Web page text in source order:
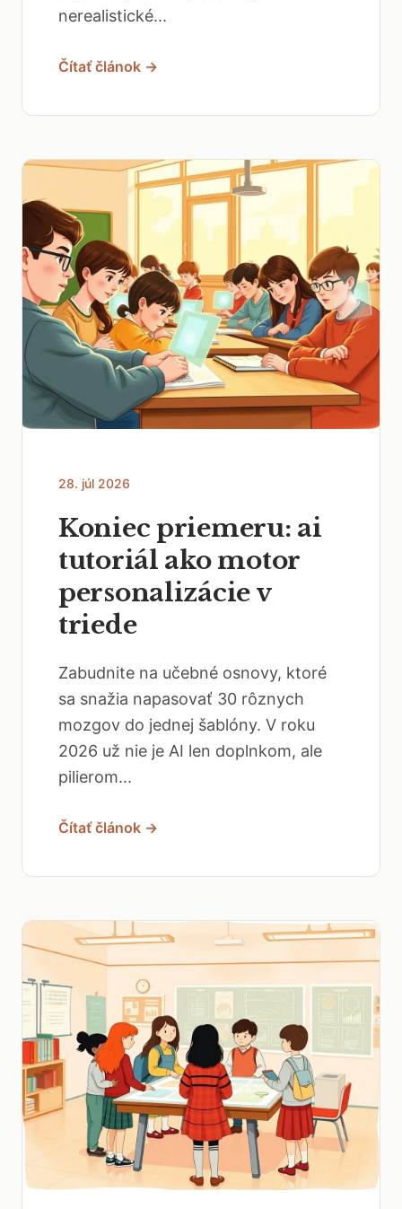
nerealistické...
Čítať článok →
28. júl 2026
Koniec priemeru: ai
tutoriál ako motor
personalizácie v
triede
Zabudnite na učebné osnovy, ktoré
sa snažia napasovať 30 rôznych
mozgov do jednej šablóny. V roku
2026 už nie je AI len doplnkom, ale
pilierom...
Čítať článok →